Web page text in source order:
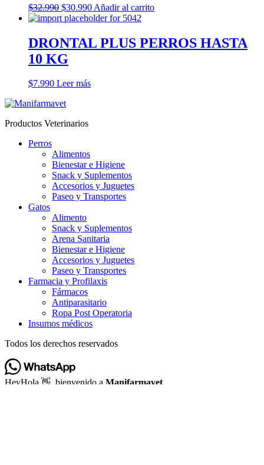
$32.990 El
precio
era:
$32.990.
$30.990El
precio
es:
$30.990.
Añadir al carrito
DRONTAL PLUS PERROS HASTA
10 KG
$7.990 Leer más
Productos Veterinarios
Perros
Alimentos
Bienestar e Higiene
Snack y Suplementos
Accesorios y Juguetes
Paseo y Transportes
Gatos
Alimento
Snack y Suplementos
Arena Sanitaria
Bienestar e Higiene
Accesorios y Juguetes
Paseo y Transportes
Farmacia y Profilaxis
Fármacos
Antiparasitario
Ropa Post Operatoria
Insumos médicos
Todos los derechos reservados
HeyHola 👋, bienvenido a Manifarmavet